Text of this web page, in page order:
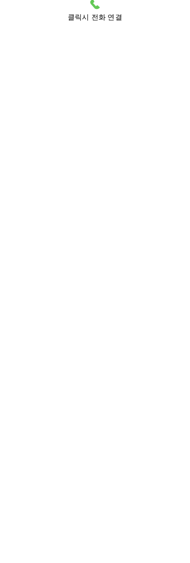
간혹 후불제라고 하여 마사지가 끝나고 계산
하는걸로 착각하시는 분도 있으신데 이는 선
클릭시 전화 연결